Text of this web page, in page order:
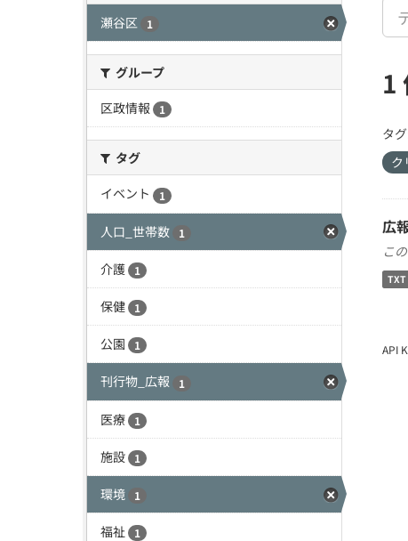
瀬谷区
1
グループ
区政情報
1
タグ
イベント
1
人口_世帯数 1
介護 1
保健 1
公園 1
刊行物_広報 1
医療 1
施設 1
環境 1
福祉 1
1
タ
ク
広
こ
TXT
API